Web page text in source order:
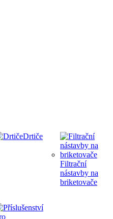
Drtiče
Filtrační
nástavby na
briketovače